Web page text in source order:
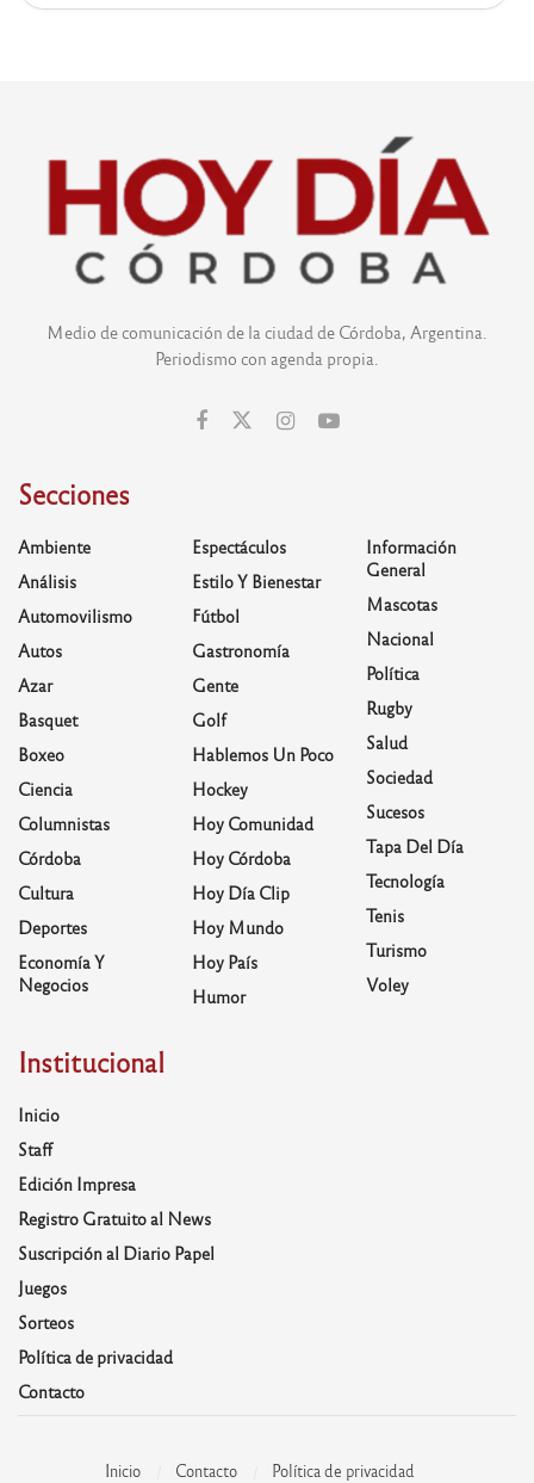
Medio de comunicación de la ciudad de Córdoba, Argentina.
Periodismo con agenda propia.
Secciones
Ambiente
Análisis
Automovilismo
Autos
Azar
Basquet
Boxeo
Ciencia
Columnistas
Córdoba
Cultura
Deportes
Economía Y
Negocios
Espectáculos
Estilo Y Bienestar
Fútbol
Gastronomía
Gente
Golf
Hablemos Un Poco
Hockey
Hoy Comunidad
Hoy Córdoba
Hoy Día Clip
Hoy Mundo
Hoy País
Humor
Información
General
Mascotas
Nacional
Política
Rugby
Salud
Sociedad
Sucesos
Tapa Del Día
Tecnología
Tenis
Turismo
Voley
Institucional
Inicio
Staff
Edición Impresa
Registro Gratuito al News
Suscripción al Diario Papel
Juegos
Sorteos
Política de privacidad
Contacto
Inicio Contacto Política de privacidad